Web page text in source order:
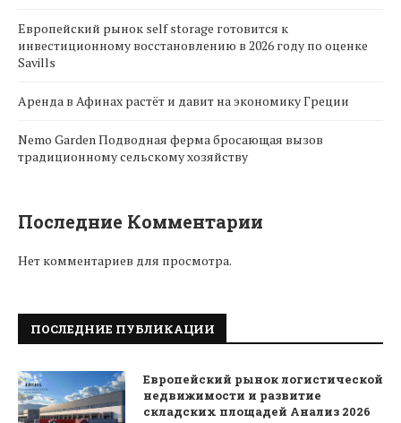
Европейский рынок self storage готовится к
инвестиционному восстановлению в 2026 году по оценке
Savills
Аренда в Афинах растёт и давит на экономику Греции
Nemo Garden Подводная ферма бросающая вызов
традиционному сельскому хозяйству
Последние Комментарии
Нет комментариев для просмотра.
ПОСЛЕДНИЕ ПУБЛИКАЦИИ
Европейский рынок логистической
недвижимости и развитие
складских площадей Анализ 2026